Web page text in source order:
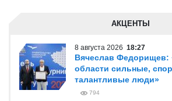
АКЦЕНТЫ
8 августа 2026 18:27
Вячеслав Федорищев:
области сильные,
талантливые люди»
794